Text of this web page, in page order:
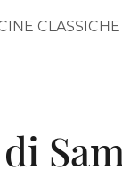
CLASSICHE